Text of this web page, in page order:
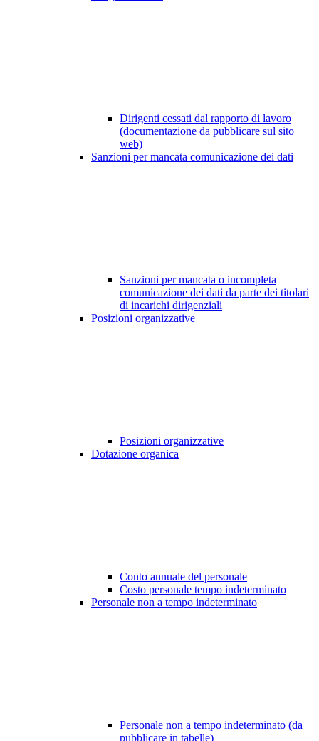
Dirigenti cessati dal rapporto di lavoro
(documentazione da pubblicare sul sito
web)
Sanzioni per mancata comunicazione dei dati
Sanzioni per mancata o incompleta
comunicazione dei dati da parte dei titolari
di incarichi dirigenziali
Posizioni organizzative
Posizioni organizzative
Dotazione organica
Conto annuale del personale
Costo personale tempo indeterminato
Personale non a tempo indeterminato
Personale non a tempo indeterminato (da
pubblicare in tabelle)